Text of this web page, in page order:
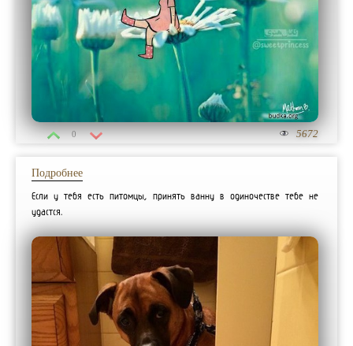
5672
0
Подробнее
Если у тебя есть питомцы, принять ванну в одиночестве тебе не
удастся.